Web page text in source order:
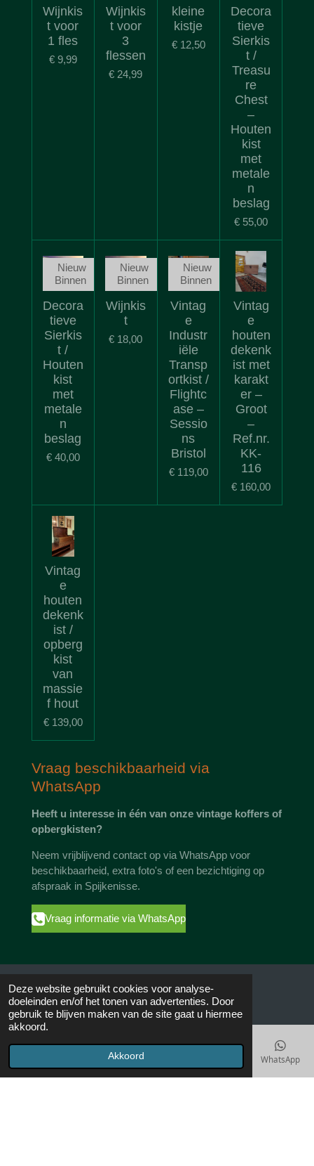
Deze website gebruikt cookies voor analyse-
doeleinden en/of het tonen van advertenties. Door
gebruik te blijven maken van de site gaat u hiermee
akkoord.
Akkoord
Wijnkis
t voor
1 fles
€ 9,99
Wijnkis
t voor
3
flessen
€ 24,99
kleine
kistje
€ 12,50
Decora
tieve
Sierkis
t /
Treasu
re
Chest
–
Houten
kist
met
metale
n
beslag
€ 55,00
Nieuw
Binnen
Decora
tieve
Sierkis
t /
Houten
kist
met
metale
n
beslag
€ 40,00
Nieuw
Binnen
Wijnkis
t
€ 18,00
Nieuw
Binnen
Vintag
e
Industr
iële
Transp
ortkist /
Flightc
ase –
Sessio
ns
Bristol
€ 119,00
Vintag
e
houten
dekenk
ist met
karakt
er –
Groot
–
Ref.nr.
KK-
116
€ 160,00
Vintag
e
houten
dekenk
ist /
opberg
kist
van
massie
f hout
€ 139,00
Vraag beschikbaarheid via
WhatsApp
Heeft u interesse in één van onze vintage koffers of
opbergkisten?
Neem vrijblijvend contact op via WhatsApp voor
beschikbaarheid, extra foto's of een bezichtiging op
afspraak in Spijkenisse.
Vraag informatie via WhatsApp
Contact, bezichtiging en afhalen op afspraak
📍 Noordeinde 25
3201 AK Spijkenisse
🟢WhatsApp:06 2468 7085
Telefoonnummer WhatsApp